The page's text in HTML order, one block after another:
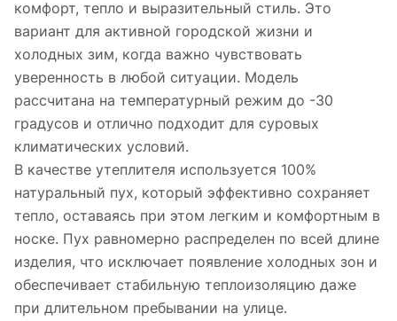
комфорт, тепло и выразительный стиль. Это
вариант для активной городской жизни и
холодных зим, когда важно чувствовать
уверенность в любой ситуации. Модель
рассчитана на температурный режим до -30
градусов и отлично подходит для суровых
климатических условий.
В качестве утеплителя используется 100%
натуральный пух, который эффективно сохраняет
тепло, оставаясь при этом легким и комфортным в
носке. Пух равномерно распределен по всей длине
изделия, что исключает появление холодных зон и
обеспечивает стабильную теплоизоляцию даже
при длительном пребывании на улице.